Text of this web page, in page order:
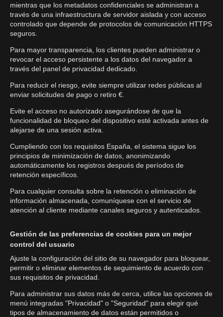
mientras que los metadatos confidenciales se administran a
través de una infraestructura de servidor aislada y con acceso
controlado que depende de protocolos de comunicación HTTPS
seguros.
Para mayor transparencia, los clientes pueden administrar o
revocar el acceso persistente a los datos del navegador a
través del panel de privacidad dedicado.
Para reducir el riesgo, evite siempre utilizar redes públicas al
enviar solicitudes de pago o retiro €.
Evite el acceso no autorizado asegurándose de que la
funcionalidad de bloqueo del dispositivo esté activada antes de
alejarse de una sesión activa.
Cumpliendo con los requisitos España, el sistema sigue los
principios de minimización de datos, anonimizando
automáticamente los registros después de períodos de
retención específicos.
Para cualquier consulta sobre la retención o eliminación de
información almacenada, comuníquese con el servicio de
atención al cliente mediante canales seguros y autenticados.
Gestión de las preferencias de cookies para un mejor
control del usuario
Ajuste la configuración del sitio de su navegador para bloquear,
permitir o eliminar elementos de seguimiento de acuerdo con
sus requisitos de privacidad.
Para administrar sus datos más de cerca, utilice las opciones de
menú integradas "Privacidad" o "Seguridad" para elegir qué
tipos de almacenamiento de datos están permitidos o